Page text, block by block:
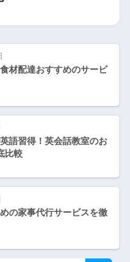
食材配達おすすめのサービ
英語習得！英会話教室のお
比較
めの家事代行サービスを徹